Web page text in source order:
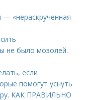
— «нераскрученная
не было мозолей.
если
помогут уснуть
КАК ПРАВИЛЬНО